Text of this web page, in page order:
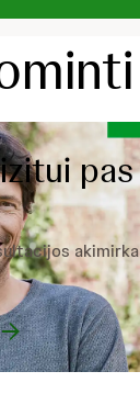
pas
akimirka